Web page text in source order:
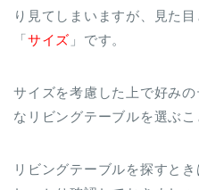
り見てしまいますが、見た
「サイズ 」です。
サイズを考慮した上で好み
なリビングテーブルを選ぶこ
リビングテーブルを探すと